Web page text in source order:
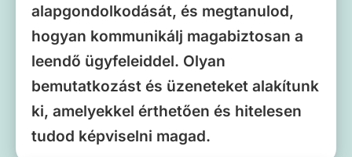
alapgondolkodását, és megtanulod,
hogyan kommunikálj magabiztosan a
leendő ügyfeleiddel. Olyan
bemutatkozást és üzeneteket alakítunk
ki, amelyekkel érthetően és hitelesen
tudod képviselni magad.